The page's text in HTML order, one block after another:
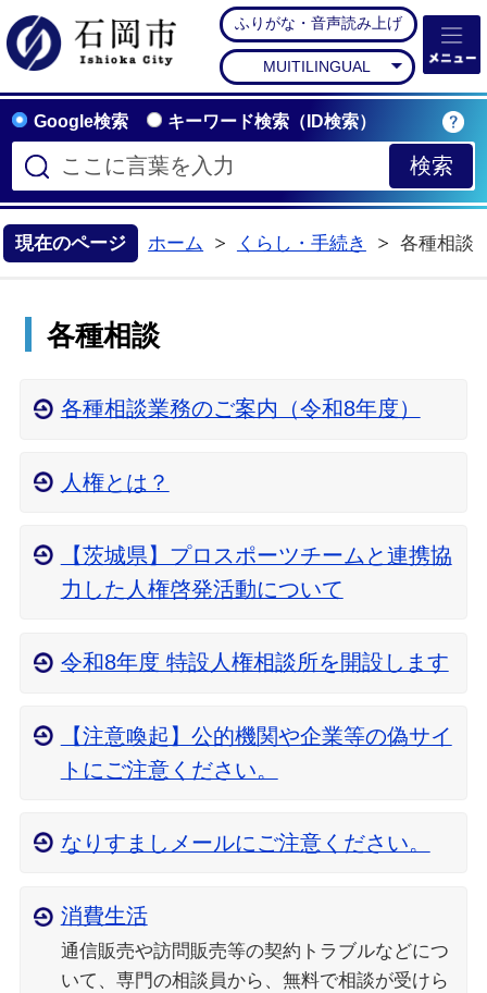
石岡市公式ホームペー
ふりがな・音声読み上げ
MUITILINGUAL
Google検索 キーワード検索（ID検索）
現在のページ ホーム
くらし・手続き
各種相談
各種相談
各種相談業務のご案内（令和8年度）
人権とは？
【茨城県】プロスポーツチームと連携協
力した人権啓発活動について
令和8年度 特設人権相談所を開設します
【注意喚起】公的機関や企業等の偽サイ
トにご注意ください。
なりすましメールにご注意ください。
消費生活
通信販売や訪問販売等の契約トラブルなどにつ
いて、専門の相談員から、無料で相談が受けら